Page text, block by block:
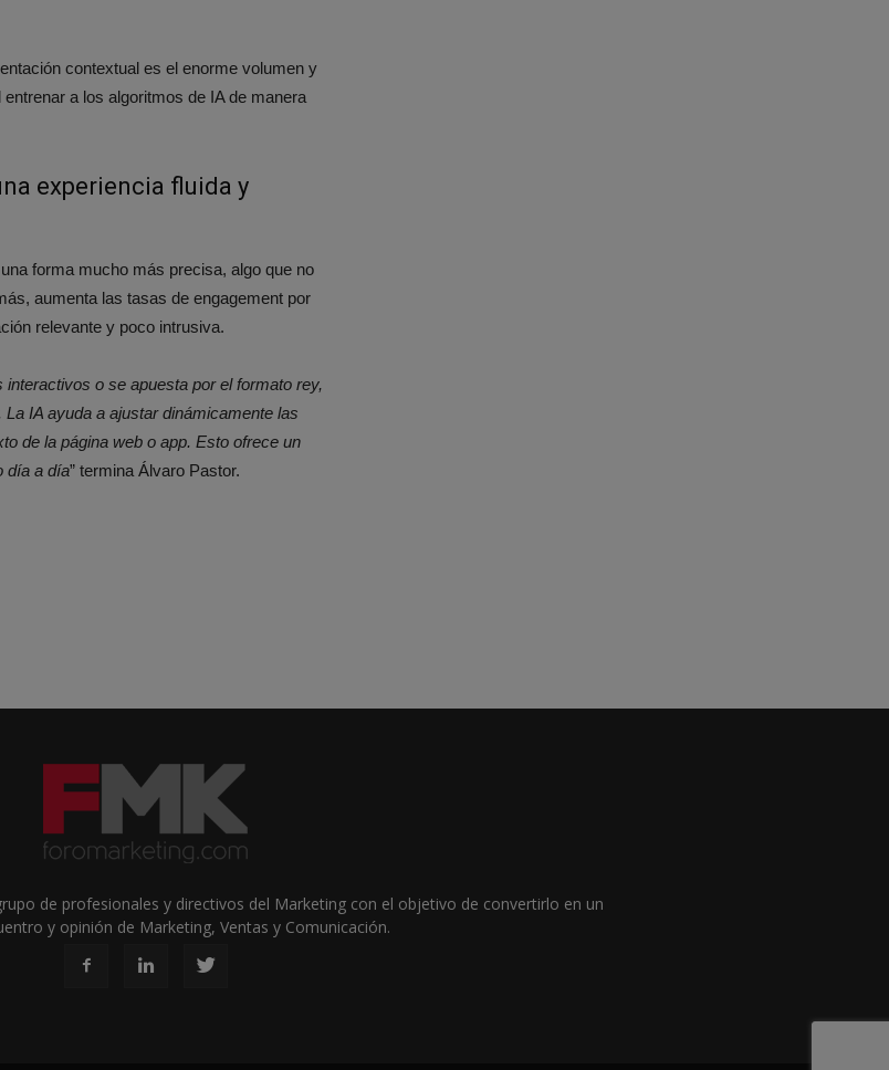
contextual es el enorme volumen y
a los algoritmos de IA de manera
experiencia fluida y
forma mucho más precisa, algo que no
aumenta las tasas de engagement por
relevante y poco intrusiva.
o se apuesta por el formato rey,
IA ayuda a ajustar dinámicamente las
de la página web o app. Esto ofrece un
día a día” termina Álvaro Pastor.
de profesionales y directivos del Marketing con el objetivo de convertirlo en un
y opinión de Marketing, Ventas y Comunicación.